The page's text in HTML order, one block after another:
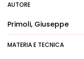
AUTORE
Primoli, Giuseppe
MATERIA E TECNICA